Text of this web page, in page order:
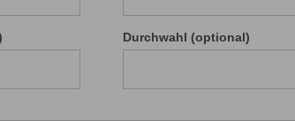
Durchwahl (optional)